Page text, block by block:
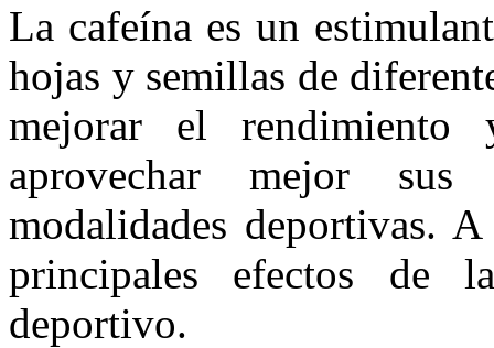
La cafeína es un
hojas y semillas de
mejorar el
aprovechar mejor sus
modalidades deportivas.
principales efectos de
deportivo.